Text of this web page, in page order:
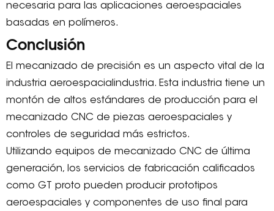
necesaria para las aplicaciones aeroespaciales
basadas en polímeros.
Conclusión
El mecanizado de precisión es un aspecto vital de la
industria aeroespacialindustria. Esta industria tiene un
montón de altos estándares de producción para el
mecanizado CNC de piezas aeroespaciales y
controles de seguridad más estrictos.
Utilizando equipos de mecanizado CNC de última
generación, los servicios de fabricación calificados
como GT proto pueden producir prototipos
aeroespaciales y componentes de uso final para